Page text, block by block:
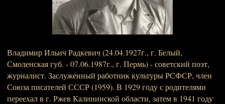
Владимир Ильич Радкевич (24.04.1927г., г. Белый,
Смоленская губ. - 07.06.1987г., г. Пермь) - советский поэт,
журналист. Заслуженный работник культуры РСФСР, член
Союза писателей СССР (1959). В 1929 году с родителями
переехал в г. Ржев Калининской области, затем в 1941 году